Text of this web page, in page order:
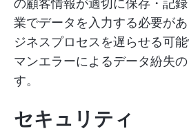
の顧客情報が適切に保存・記
業でデータを入力する必要が
ジネスプロセスを遅らせる可
マンエラーによるデータ紛失
す。
セキュリティ